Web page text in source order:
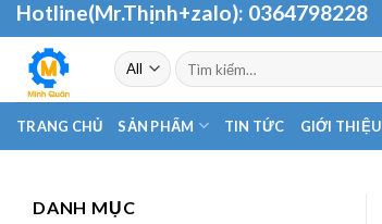
Skip
to
content
Hotline(Mr.Thịnh+zalo): 0364798228
Tìm
kiếm:
TRANG CHỦ SẢN PHẨM TIN TỨC GIỚI THIỆU
DANH MỤC